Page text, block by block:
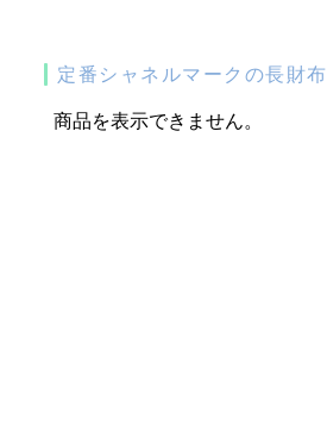
定番シャネルマークの長財布